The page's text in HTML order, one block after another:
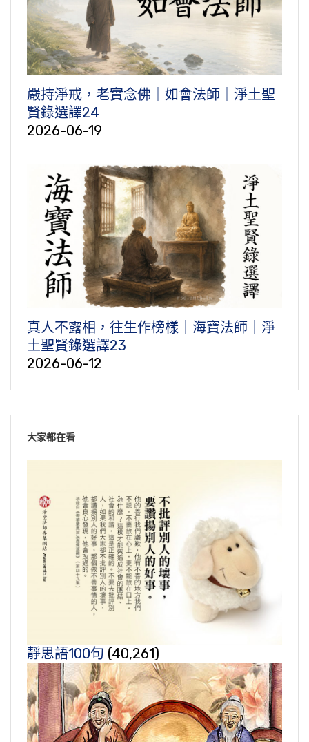
嚴持淨戒，老實念佛｜如會法師｜淨土聖
賢錄選譯24
2026-06-19
真人不露相，往生作榜樣｜海寶法師｜淨
土聖賢錄選譯23
2026-06-12
大家都在看
靜思語100句 (40,261)